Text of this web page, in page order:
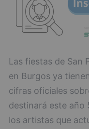
Las fiestas de San
en Burgos ya
cifras oficiales
destinará este año
los artistas que